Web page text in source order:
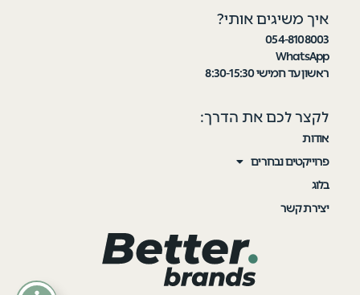
לקצר לכם את הדרך:
אודות
פרוייקטים נבחרים
בלוג
יצירת קשר
איך משיגים אותי?
054-8108003
WhatsApp
ראשון עד חמישי 8:30-15:30